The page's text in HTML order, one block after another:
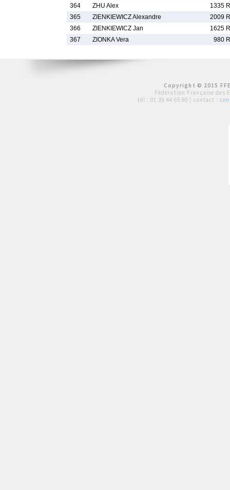
364
ZHU Alex
1335 R
365
ZIENKIEWICZ Alexandre
2009 R
366
ZIENKIEWICZ Jan
1625 R
367
ZIONKA Vera 980 R
Copyright © 2015
Fédération Française des
tél : 01 39 44 65 80 | contact :